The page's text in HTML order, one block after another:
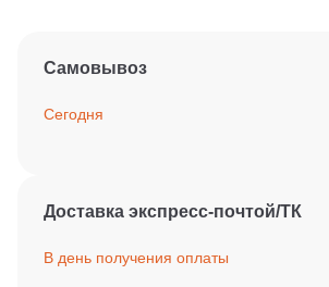
Самовывоз
Сегодня
Доставка экспресс-почтой/ТК
В день получения оплаты